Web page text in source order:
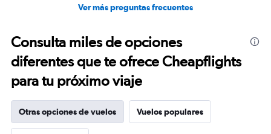
Ver más preguntas frecuentes
Consulta miles de opciones
diferentes que te ofrece Cheapflights
para tu próximo viaje
Otras opciones de vuelos Vuelos populares